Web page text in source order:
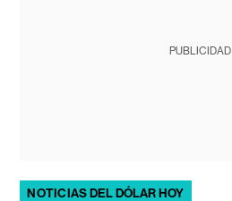
PUBLICIDAD
NOTICIAS DEL DÓLAR HOY